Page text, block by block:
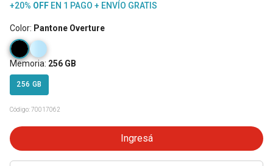
+20% OFF EN 1 PAGO + ENVÍO GRATIS
Color: Pantone Overture
Memoria: 256 GB
256 GB
Código:70017062
Ingresá